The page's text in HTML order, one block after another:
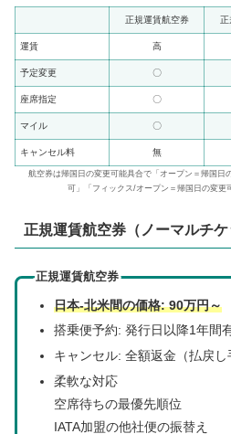
正規運賃航空券 正
運賃 高
予定変更 〇
座席指定 〇
マイル 〇
キャンセル料 無
航空券は帰国日の変更可能具合で「オープン＝帰国日
可」「フィックス/オープン＝帰国日の変更
正規運賃航空券（ノーマルチケ
正規運賃航空券
日本-北米間の価格: 90万円～
搭乗便予約: 発行日以降1年間
キャンセル: 全額返金（払戻し
柔軟な対応
空席待ちの最優先順位
IATA加盟の他社便の振替え